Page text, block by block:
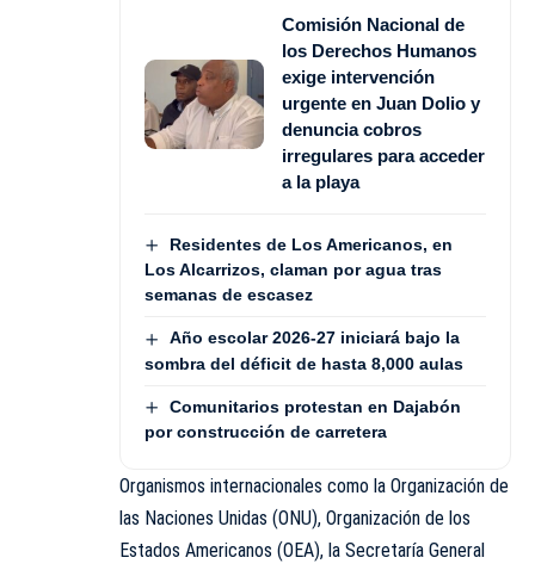
Comisión Nacional de
los Derechos Humanos
exige intervención
urgente en Juan Dolio y
denuncia cobros
irregulares para acceder
a la playa
Residentes de Los Americanos, en
Los Alcarrizos, claman por agua tras
semanas de escasez
Año escolar 2026-27 iniciará bajo la
sombra del déficit de hasta 8,000 aulas
Comunitarios protestan en Dajabón
por construcción de carretera
Organismos internacionales como la Organización de
las Naciones Unidas (ONU), Organización de los
Estados Americanos (OEA), la Secretaría General